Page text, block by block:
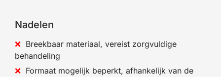
Nadelen
Breekbaar materiaal, vereist zorgvuldige
behandeling
Formaat mogelijk beperkt, afhankelijk van de